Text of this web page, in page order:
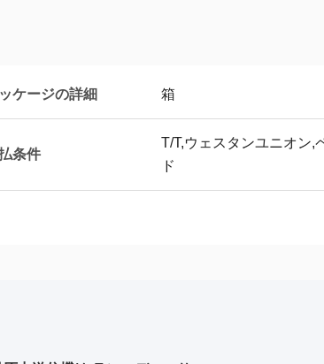
ケージの詳細 箱
条件
T/T,ウェスタンユニオン,
ド